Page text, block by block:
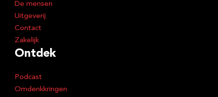
De mensen
Uitgeverij
Contact
Zakelijk
Ontdek
Podcast
Omdenkkringen